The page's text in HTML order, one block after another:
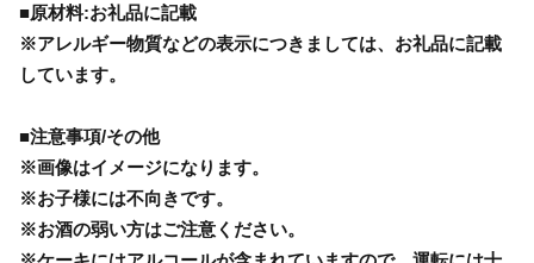
■原材料:お礼品に記載
※アレルギー物質などの表示につきましては、お礼品に記載
しています。
■注意事項/その他
※画像はイメージになります。
※お子様には不向きです。
※お酒の弱い方はご注意ください。